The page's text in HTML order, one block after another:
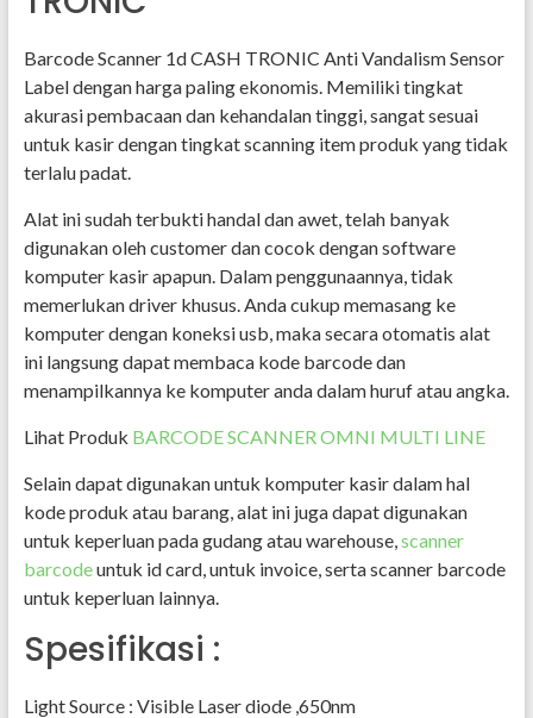
Barcode Scanner 1d CASH TRONIC Anti Vandalism Sensor
Label dengan harga paling ekonomis. Memiliki tingkat
akurasi pembacaan dan kehandalan tinggi, sangat sesuai
untuk kasir dengan tingkat scanning item produk yang tidak
terlalu padat.
Alat ini sudah terbukti handal dan awet, telah banyak
digunakan oleh customer dan cocok dengan software
komputer kasir apapun. Dalam penggunaannya, tidak
memerlukan driver khusus. Anda cukup memasang ke
komputer dengan koneksi usb, maka secara otomatis alat
ini langsung dapat membaca kode barcode dan
menampilkannya ke komputer anda dalam huruf atau angka.
Lihat Produk BARCODE SCANNER OMNI MULTI LINE
Selain dapat digunakan untuk komputer kasir dalam hal
kode produk atau barang, alat ini juga dapat digunakan
untuk keperluan pada gudang atau warehouse,scanner
barcodeuntuk id card, untuk invoice, serta scanner barcode
untuk keperluan lainnya.
Spesifikasi :
Light Source : Visible Laser diode ,650nm